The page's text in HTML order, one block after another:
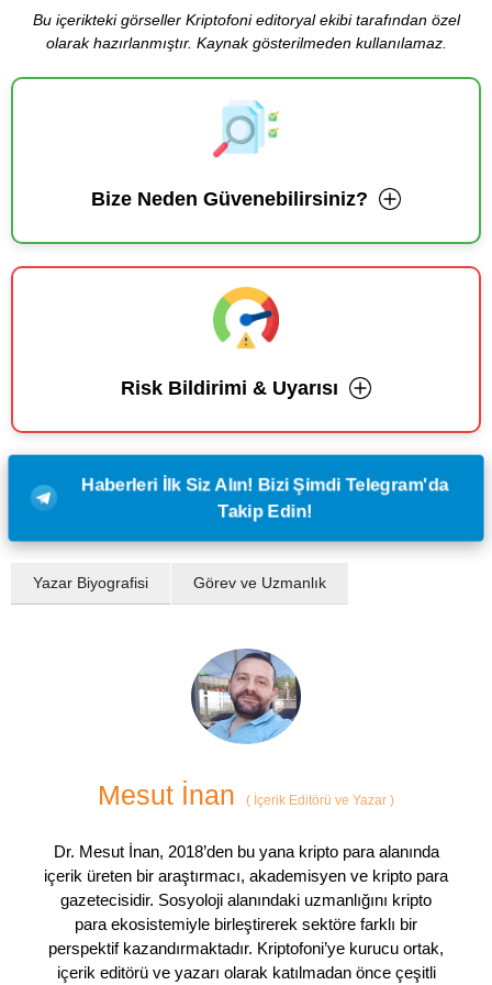
Bu içerikteki görseller Kriptofoni editoryal ekibi tarafından özel
olarak hazırlanmıştır. Kaynak gösterilmeden kullanılamaz.
Bize Neden Güvenebilirsiniz?
Risk Bildirimi & Uyarısı
Haberleri İlk Siz Alın! Bizi Şimdi Telegram'da
Takip Edin!
Yazar Biyografisi Görev ve Uzmanlık
Mesut İnan ( İçerik Editörü ve Yazar )
Dr. Mesut İnan, 2018’den bu yana kripto para alanında
içerik üreten bir araştırmacı, akademisyen ve kripto para
gazetecisidir. Sosyoloji alanındaki uzmanlığını kripto
para ekosistemiyle birleştirerek sektöre farklı bir
perspektif kazandırmaktadır. Kriptofoni’ye kurucu ortak,
içerik editörü ve yazarı olarak katılmadan önce çeşitli